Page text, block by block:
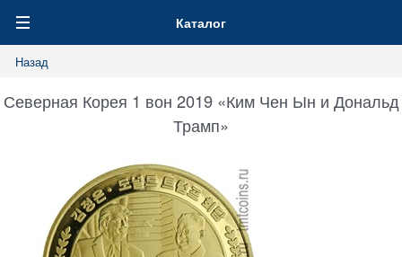
Каталог
Назад
Северная Корея 1 вон 2019 «Ким Чен Ын и Дональд
Трамп»